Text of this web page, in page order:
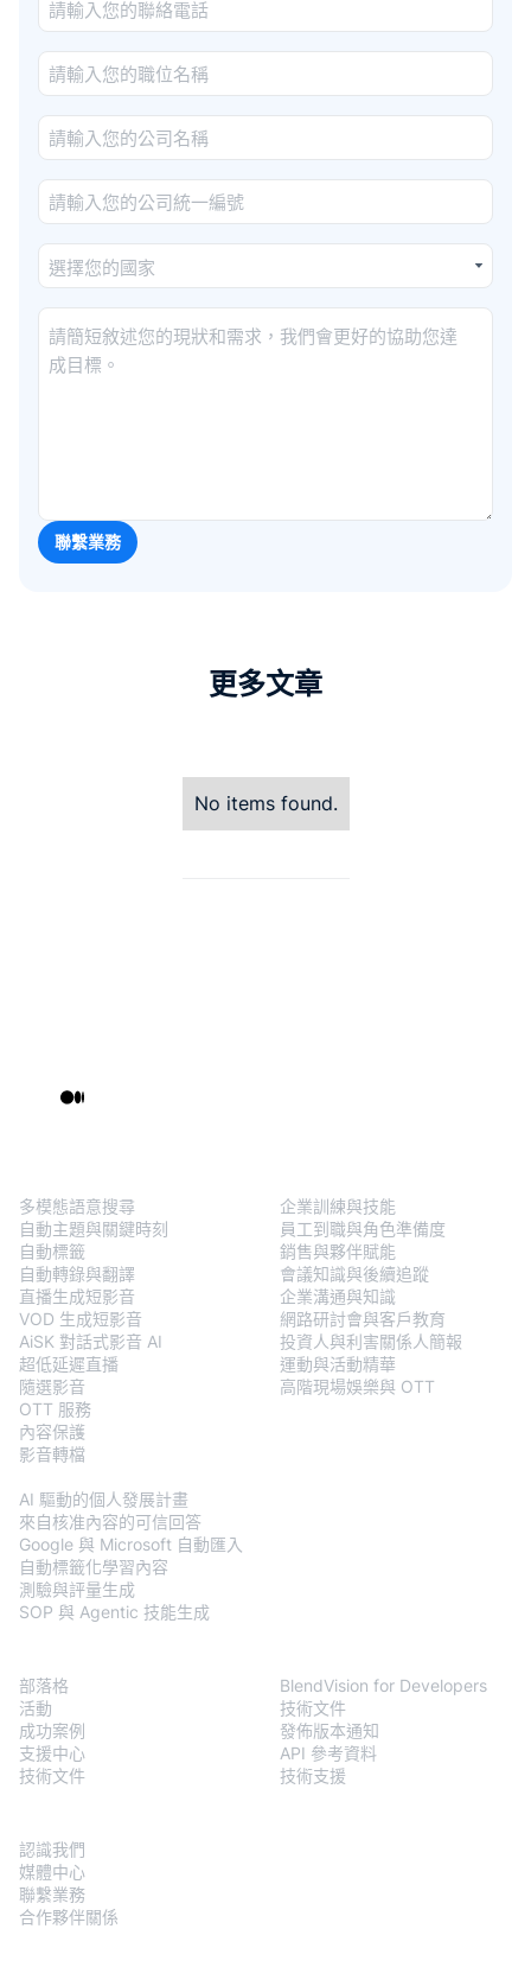
更多文章
No items found.
多模態語意搜尋
自動主題與關鍵時刻
自動標籤
自動轉錄與翻譯
直播生成短影音
VOD 生成短影音
AiSK 對話式影音 AI
超低延遲直播
隨選影音
OTT 服務
內容保護
影音轉檔
AI 驅動的個人發展計畫
來自核准內容的可信回答
Google 與 Microsoft 自動匯入
自動標籤化學習內容
測驗與評量生成
SOP 與 Agentic 技能生成
企業訓練與技能
員工到職與角色準備度
銷售與夥伴賦能
會議知識與後續追蹤
企業溝通與知識
網路研討會與客戶教育
投資人與利害關係人簡報
運動與活動精華
高階現場娛樂與 OTT
部落格
活動
成功案例
支援中心
技術文件
BlendVision for Developers
技術文件
發佈版本通知
API 參考資料
技術支援
認識我們
媒體中心
聯繫業務
合作夥伴關係